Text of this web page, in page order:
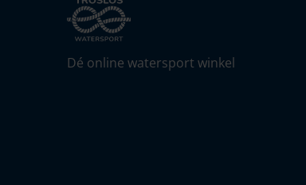
Dé online watersport winkel